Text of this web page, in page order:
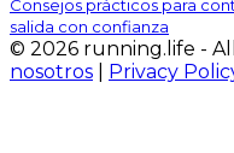
Consejos prácticos para
salida con confianza
© 2026 running.life -
nosotros
Privacy